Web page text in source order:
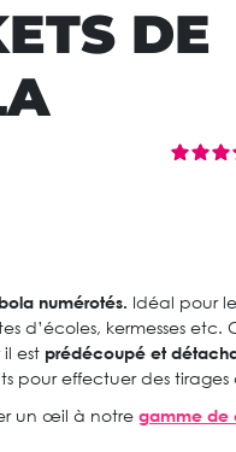
DE
numérotés. Idéal pour
d’écoles, kermesses etc.
est prédécoupé et
pour effectuer des tirages
un œil à notre gamme de